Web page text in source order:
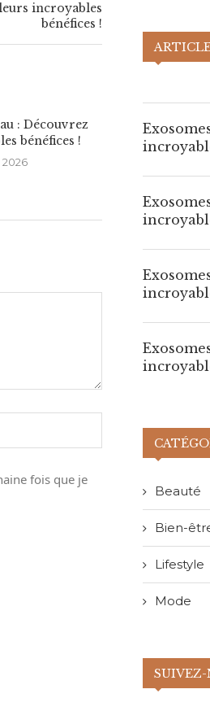
incroyables
bénéfices !
: Découvrez
bénéfices !
Exosomes et
leurs
fois que je
Beauté
Bien-
Lifestyle
Mode
SUIVEZ-